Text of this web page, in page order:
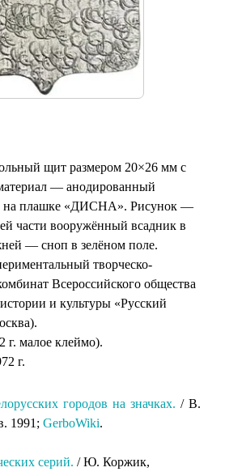
щит размером 20×26 мм с
— анодированный
на плашке «ДИСНА». Рисунок —
части вооружённый всадник в
— сноп в зелёном поле.
творческо-
Всероссийского общества
и культуры «Русский
г. малое клеймо).
г.
городов на значках. / В.
1991; GerboWiki.
серий. / Ю. Коржик,